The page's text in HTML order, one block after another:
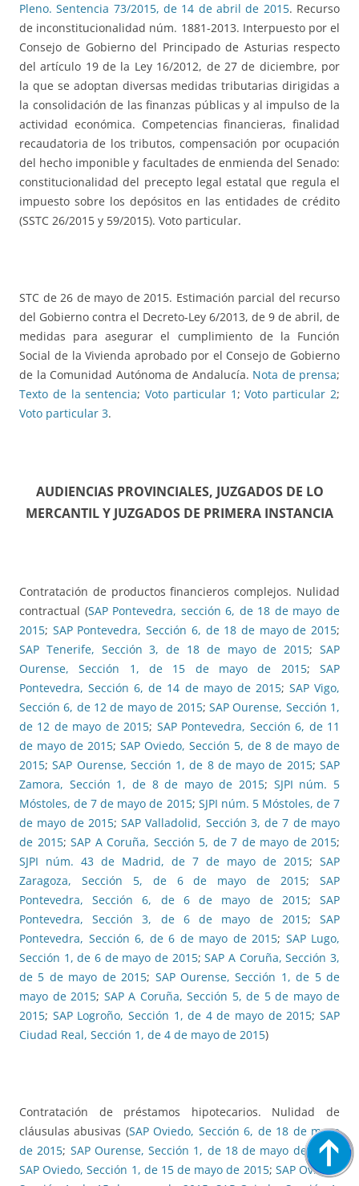
Pleno. Sentencia 73/2015, de 14 de abril de 2015. Recurso
de inconstitucionalidad núm. 1881-2013. Interpuesto por el
Consejo de Gobierno del Principado de Asturias respecto
del artículo 19 de la Ley 16/2012, de 27 de diciembre, por
la que se adoptan diversas medidas tributarias dirigidas a
la consolidación de las finanzas públicas y al impulso de la
actividad económica. Competencias financieras, finalidad
recaudatoria de los tributos, compensación por ocupación
del hecho imponible y facultades de enmienda del Senado:
constitucionalidad del precepto legal estatal que regula el
impuesto sobre los depósitos en las entidades de crédito
(SSTC 26/2015 y 59/2015). Voto particular.
STC de 26 de mayo de 2015. Estimación parcial del recurso
del Gobierno contra el Decreto-Ley 6/2013, de 9 de abril, de
medidas para asegurar el cumplimiento de la Función
Social de la Vivienda aprobado por el Consejo de Gobierno
de la Comunidad Autónoma de Andalucía. Nota de prensa;
Texto de la sentencia;Voto particular 1;Voto particular 2;
Voto particular 3.
AUDIENCIAS PROVINCIALES, JUZGADOS DE LO
MERCANTIL Y JUZGADOS DE PRIMERA INSTANCIA
Contratación de productos financieros complejos. Nulidad
contractual (SAP Pontevedra, sección 6, de 18 de mayo de
2015; SAP Pontevedra, Sección 6, de 18 de mayo de 2015;
SAP Tenerife, Sección 3, de 18 de mayo de 2015;SAP
Ourense, Sección 1, de 15 de mayo de 2015;SAP
Pontevedra, Sección 6, de 14 de mayo de 2015; SAP Vigo,
Sección 6, de 12 de mayo de 2015; SAP Ourense, Sección 1,
de 12 de mayo de 2015; SAP Pontevedra, Sección 6, de 11
de mayo de 2015; SAP Oviedo, Sección 5, de 8 de mayo de
2015;SAP Ourense, Sección 1, de 8 de mayo de 2015;SAP
Zamora, Sección 1, de 8 de mayo de 2015; SJPI núm. 5
Móstoles, de 7 de mayo de 2015; SJPI núm. 5 Móstoles, de 7
de mayo de 2015;SAP Valladolid, Sección 3, de 7 de mayo
de 2015; SAP A Coruña, Sección 5, de 7 de mayo de 2015;
SJPI núm. 43 de Madrid, de 7 de mayo de 2015; SAP
Zaragoza, Sección 5, de 6 de mayo de 2015;SAP
Pontevedra, Sección 6, de 6 de mayo de 2015;SAP
Pontevedra, Sección 3, de 6 de mayo de 2015;SAP
Pontevedra, Sección 6, de 6 de mayo de 2015; SAP Lugo,
Sección 1, de 6 de mayo de 2015;SAP A Coruña, Sección 3,
de 5 de mayo de 2015; SAP Ourense, Sección 1, de 5 de
mayo de 2015; SAP A Coruña, Sección 5, de 5 de mayo de
2015; SAP Logroño, Sección 1, de 4 de mayo de 2015;SAP
Ciudad Real, Sección 1, de 4 de mayo de 2015)
Contratación de préstamos hipotecarios. Nulidad de
cláusulas abusivas (SAP Oviedo, Sección 6, de 18 de mayo
de 2015; SAP Ourense, Sección 1, de 18 de mayo de 2015;
SAP Oviedo, Sección 1, de 15 de mayo de 2015; SAP Oviedo,